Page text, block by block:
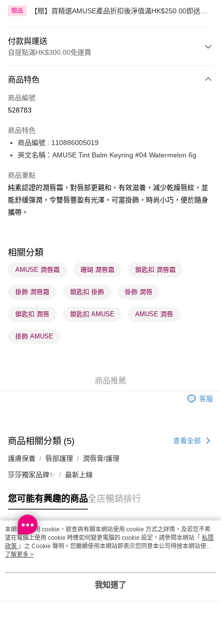
贈品
【贈】買精選AMUSE產品折扣後淨值滿HK$250.00即送
付款與運送
自提點滿HK$300.00免運費
信用卡
Apple Pay
PayMe
WeChat Pay
BoC Pay
送貨方式
順豐自助櫃 - 確認發貨後1-3個工作天送達
順豐站及營業點 - 確認發貨後1-3個工作天送達
物流公司進行物流配送
取。逾期會取消訂單，並不會安排重寄
取。逾期會取消訂單，並不會安排重寄
商品特色
商品編號
528783
商品特色
商品編號 : 110886005019
英文名稱：AMUSE Tint Balm Keyring #04 Watermelon 6g
商品重點
純素認證的潤唇霜，對唇部更親和，有效滋養，減少乾燥唇紋，並
能舒緩彈潤，令雙唇豐盈有光澤。可當掛飾，時尚小巧，便於隨身
攜帶。
相關分類
AMUSE 潤唇霜 珊瑚 潤唇霜 鎖匙扣 潤唇霜
掛飾 潤唇霜 鎖匙扣 掛飾 掛飾 潤唇
鎖匙扣 潤唇 鎖匙扣 AMUSE AMUSE 潤唇
掛飾 AMUSE
商品推薦
客服
商品相關分類 (5) 查看全部
護膚保養 唇部護理 潤唇膏/護理
莎莎獨家品牌✨ 最新上線
您可能有興趣的商品全店暢銷排行
熱門標籤
熱銷排行
本網站中使用 cookie，欲查詢有關本網站使用 cookie 方式之詳情，及若您不希
望在電腦上使用 cookie 時應如何變更電腦的 cookie 設定，請參閱本網站「 私隱
政策 」之 Cookie 聲明。您繼續使用本網站即表示您同意本公司得按本網站使用
條款之 Cookie 聲明使用 cookie。
了解更多 >
我知道了